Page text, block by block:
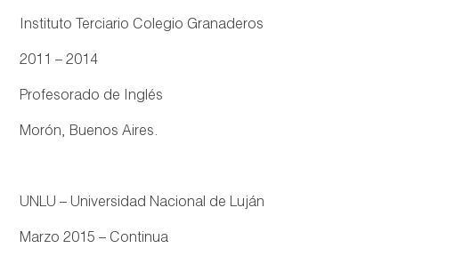
Instituto Terciario Colegio Granaderos
2011 – 2014
Profesorado de Inglés
Morón, Buenos Aires.
UNLU – Universidad Nacional de Luján
Marzo 2015 – Continua